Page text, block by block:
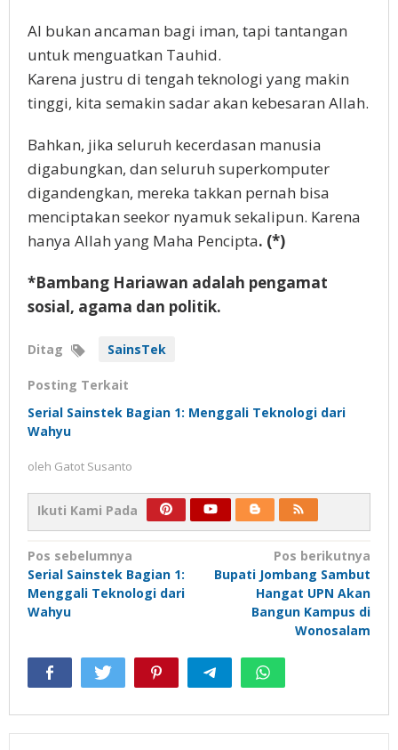
AI bukan ancaman bagi iman, tapi tantangan
untuk menguatkan Tauhid.
Karena justru di tengah teknologi yang makin
tinggi, kita semakin sadar akan kebesaran Allah.
Bahkan, jika seluruh kecerdasan manusia
digabungkan, dan seluruh superkomputer
digandengkan, mereka takkan pernah bisa
menciptakan seekor nyamuk sekalipun. Karena
hanya Allah yang Maha Pencipta. (*)
*Bambang Hariawan adalah pengamat
sosial, agama dan politik.
Ditag SainsTek
Posting Terkait
Serial Sainstek Bagian 1: Menggali Teknologi dari
Wahyu
oleh Gatot Susanto
Ikuti Kami Pada
Navigasi
pos
Pos sebelumnya
Serial Sainstek Bagian 1:
Menggali Teknologi dari
Wahyu
Pos berikutnya
Bupati Jombang Sambut
Hangat UPN Akan
Bangun Kampus di
Wonosalam